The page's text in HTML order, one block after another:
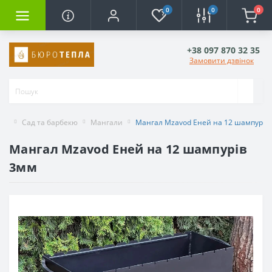
0 0 0
+38 097 870 32 35
Замовити дзвінок
Сад та барбекю Мангали Мангал Mzavod Еней на 12
Мангал Mzavod Еней на 12 шампурів
3мм